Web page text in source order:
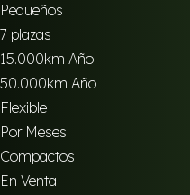
Pequeños
7 plazas
15.000km Año
50.000km Año
Flexible
Por Meses
Compactos
En Venta